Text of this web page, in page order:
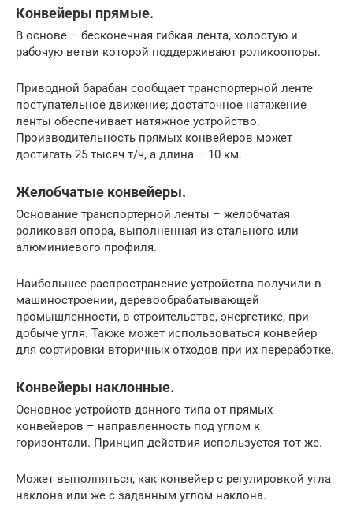
Конвейеры прямые.
В основе – бесконечная гибкая лента, холостую и
рабочую ветви которой поддерживают роликоопоры.
Приводной барабан сообщает транспортерной ленте
поступательное движение; достаточное натяжение
ленты обеспечивает натяжное устройство.
Производительность прямых конвейеров может
достигать 25 тысяч т/ч, а длина – 10 км.
Желобчатые конвейеры.
Основание транспортерной ленты – желобчатая
роликовая опора, выполненная из стального или
алюминиевого профиля.
Наибольшее распространение устройства получили в
машиностроении, деревообрабатывающей
промышленности, в строительстве, энергетике, при
добыче угля. Также может использоваться конвейер
для сортировки вторичных отходов при их переработке.
Конвейеры наклонные.
Основное устройств данного типа от прямых
конвейеров – направленность под углом к
горизонтали. Принцип действия используется тот же.
Может выполняться, как конвейер с регулировкой угла
наклона или же с заданным углом наклона.